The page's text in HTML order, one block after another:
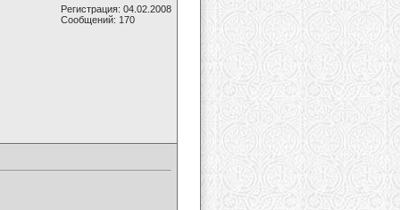
Регистрация: 04.02.2008
Сообщений: 170